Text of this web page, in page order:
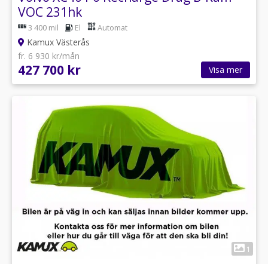
VOC 231hk
3 400 mil El Automat
Kamux Västerås
fr. 6 930 kr/mån
427 700 kr Visa mer
1